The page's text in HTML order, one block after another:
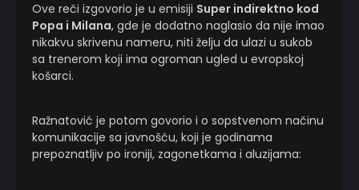
Ove reči izgovorio je u emisiji Super indirektno kod
Popa i Milana, gde je dodatno naglasio da nije imao
nikakvu skrivenu nameru, niti želju da ulazi u sukob
sa trenerom koji ima ogroman ugled u evropskoj
košarci.
Ražnatović je potom govorio i o sopstvenom načinu
komunikacije sa javnošću, koji je godinama
prepoznatljiv po ironiji, zagonetkama i aluzijama: